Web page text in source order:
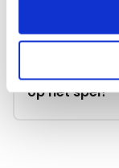
17-02-2025
CAO mbo-
op het spel?
gesprekken
wat
staat
er